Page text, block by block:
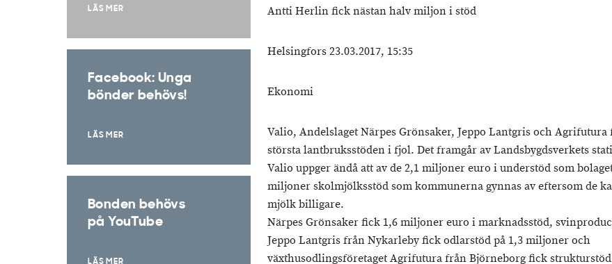
Antti Herlin fick nästan halv miljon i stöd
Helsingfors 23.03.2017, 15:35
Ekonomi
Valio, Andelslaget Närpes Grönsaker, Jeppo Lantgris och Agrifutura
största lantbruksstöden i fjol. Det framgår av Landsbygdsverkets
Valio uppger ändå att av de 2,1 miljoner euro i understöd som
miljoner skolmjölksstöd som kommunerna gynnas av eftersom de
mjölk billigare.
Närpes Grönsaker fick 1,6 miljoner euro i marknadsstöd,
Jeppo Lantgris från Nykarleby fick odlarstöd på 1,3 miljoner och
växthusodlingsföretaget Agrifutura från Björneborg fick strukturstöd
LÄS MER
Facebook: Unga
bönder behövs!
LÄS MER
Bonden behövs
på YouTube
LÄS MER